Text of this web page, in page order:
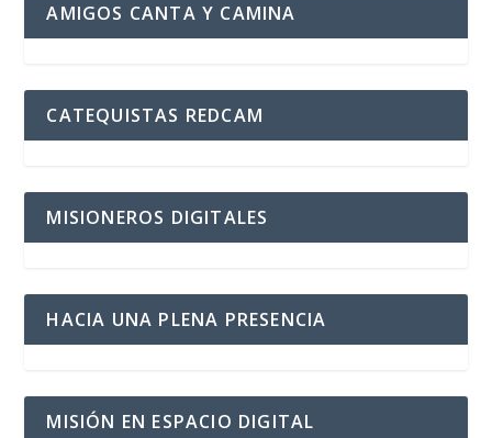
AMIGOS CANTA Y CAMINA
CATEQUISTAS REDCAM
MISIONEROS DIGITALES
HACIA UNA PLENA PRESENCIA
MISIÓN EN ESPACIO DIGITAL